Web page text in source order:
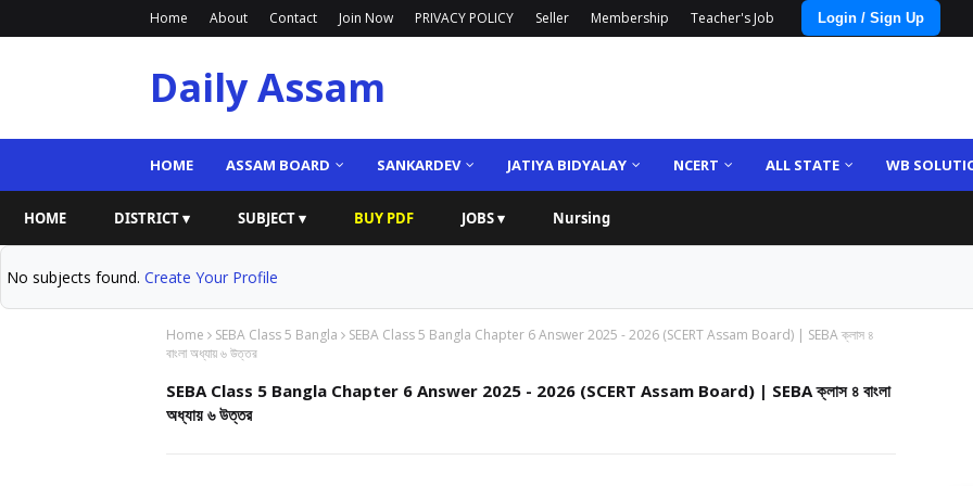
Home About Contact Join Now PRIVACY POLICY Seller Membership Teacher's Job Login / Sign Up
Daily Assam
HOME ASSAM BOARD SANKARDEV JATIYA BIDYALAY NCERT ALL STATE WB
HOME DISTRICT ▾ SUBJECT ▾ BUY PDF JOBS ▾ Nursing
No subjects found. Create Your Profile
Home SEBA Class 5 Bangla
SEBA Class 5 Bangla Chapter 6 Answer 2025 - 2026 (SCERT Assam Board) | SEBA ক্লাস ৪
বাংলা অধ্যায় ৬ উত্তর
SEBA Class 5 Bangla Chapter 6 Answer 2025 - 2026 (SCERT Assam Board) | SEBA ক্লাস ৪ বাংলা
অধ্যায় ৬ উত্তর